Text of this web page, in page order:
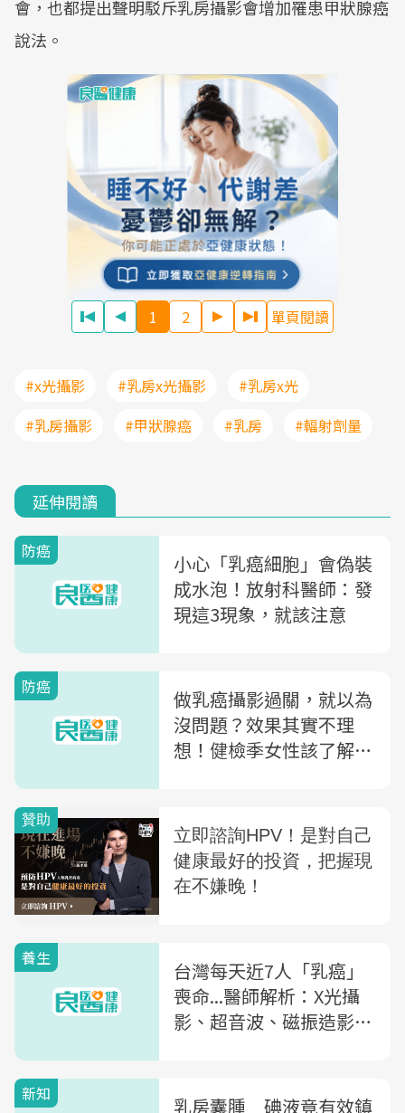
會，也都提出聲明駁斥乳房攝影會增加罹患甲狀腺癌
說法。
1 2 單頁閱讀
#x光攝影 #乳房x光攝影
#乳房x光
#乳房攝影
#甲狀腺癌 #乳房 #輻射劑量
延伸閱讀
防癌
小心「乳癌細胞」會偽裝
成水泡！放射科醫師：發
現這3現象，就該注意
防癌
做乳癌攝影過關，就以為
沒問題？效果其實不理
想！健檢季女性該了解的
養生
台灣每天近7人「乳癌」
喪命...醫師解析：X光攝
影、超音波、磁振造影，
新知 乳房囊腫 碘液竟有效鎮